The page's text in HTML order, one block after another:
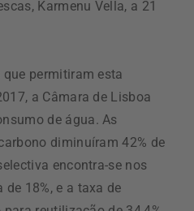
Karmenu Vella, a 21
permitiram esta
a Câmara de Lisboa
de água. As
diminuíram 42% de
encontra-se nos
de 18%, e a taxa de